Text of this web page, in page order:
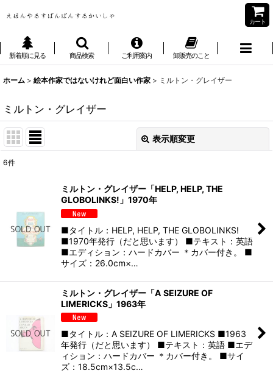
カート
新着順に見る 商品検索 ご利用案内 卸販売のこと
ホーム > 絵本作家ではないけれど面白い作家 > ミルトン・グレイザー
ミルトン・グレイザー
表示順変更
絞り込む
6件
ミルトン・グレイザー「HELP, HELP, THE
GLOBOLINKS!」1970年
■タイトル：HELP, HELP, THE GLOBOLINKS!
■1970年発行（だと思います） ■テキスト：英語
■エディション：ハードカバー ＊カバー付き。 ■
サイズ：26.0cm×…
ミルトン・グレイザー「A SEIZURE OF
LIMERICKS」1963年
■タイトル：A SEIZURE OF LIMERICKS ■1963
年発行（だと思います） ■テキスト：英語 ■エデ
ィション：ハードカバー ＊カバー付き。 ■サイ
ズ：18.5cm×13.5c…